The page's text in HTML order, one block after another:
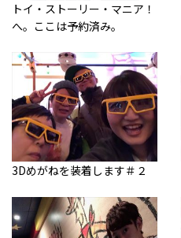
トイ・ストーリー・マニア！
へ。ここは予約済み。
3Dめがねを装着します＃２